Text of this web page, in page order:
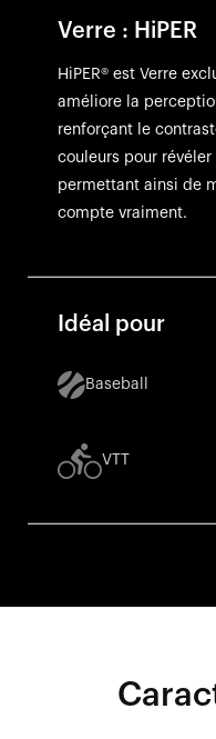
Verre : HiPER
HiPER® est Verre
améliore la
renforçant le
couleurs pour
permettant ainsi de
compte vraiment.
Idéal pour
Baseball
VTT